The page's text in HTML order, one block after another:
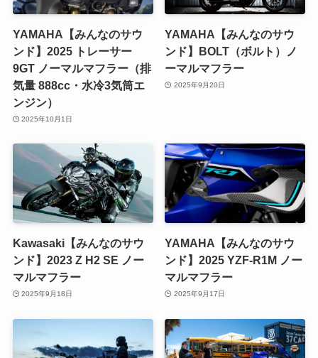
YAMAHA【みんなのサウ
ンド】2025 トレーサー
9GT ノーマルマフラー（排
気量 888cc・水冷3気筒エ
ンジン）
2025年10月1日
YAMAHA【みんなのサウ
ンド】BOLT（ボルト）ノ
ーマルマフラー
2025年9月20日
Kawasaki【みんなのサウ
ンド】2023 Z H2 SE ノー
マルマフラー
2025年9月18日
YAMAHA【みんなのサウ
ンド】2025 YZF-R1M ノー
マルマフラー
2025年9月17日